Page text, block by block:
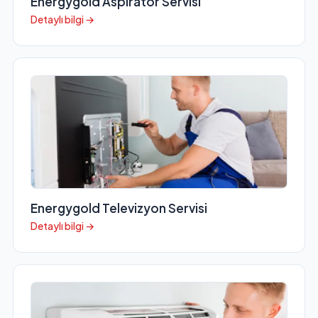
Detaylı bilgi →
Energygold Televizyon Servisi
Detaylı bilgi →